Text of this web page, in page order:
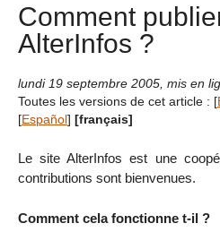
Comment
AlterInfos ?
lundi 19 septembre 2005 mis en
Toutes les versions de cet article : [
[Español] [français]
Le site AlterInfos est une
contributions sont bienvenues.
Comment cela fonctionne t-il ?